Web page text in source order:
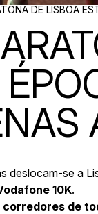
DE LISBOA
deslocam-se a
10K.
de